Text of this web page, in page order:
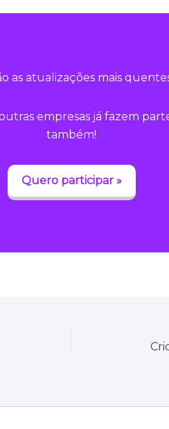
as atualizações mais
empresas já fazem
também!
Quero participar »